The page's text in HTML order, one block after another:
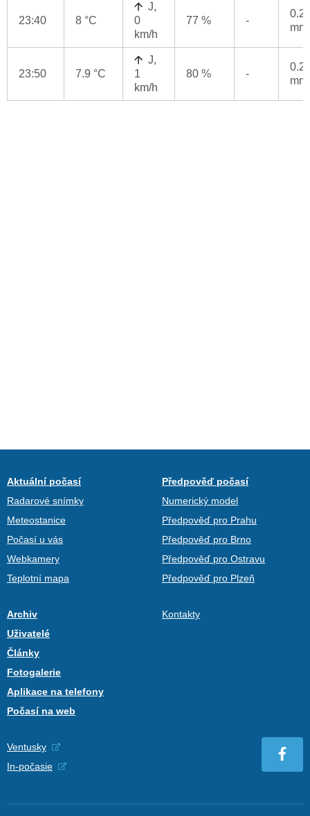
23:40 8 °C
J,
0
km/h
77 % -
0.2
mm
23:50 7.9 °C
J,
1
km/h
80 % -
0.2
mm
Aktuální počasí
Radarové snímky
Meteostanice
Počasí u vás
Webkamery
Teplotní mapa
Předpověď počasí
Numerický model
Předpověď pro Prahu
Předpověď pro Brno
Předpověď pro Ostravu
Předpověď pro Plzeň
Archiv
Uživatelé
Články
Fotogalerie
Aplikace na telefony
Počasí na web
Kontakty
Ventusky
In-počasie